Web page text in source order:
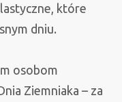
które
dniu.
osobom
Ziemniaka – za